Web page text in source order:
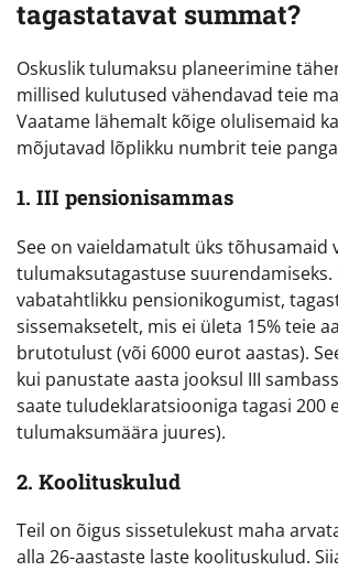
tagastatavat summat?
Oskuslik tulumaksu planeerimine
millised kulutused vähendavad teie
Vaatame lähemalt kõige olulisemaid
mõjutavad lõplikku numbrit teie
1. III pensionisammas
See on vaieldamatult üks tõhusamaid
tulumaksutagastuse suurendamiseks.
vabatahtlikku pensionikogumist,
sissemaksetelt, mis ei ületa 15% teie
brutotulust (või 6000 eurot aastas).
kui panustate aasta jooksul III
saate tuludeklaratsiooniga tagasi 200
tulumaksumäära juures).
2. Koolituskulud
Teil on õigus sissetulekust maha
alla 26-aastaste laste koolituskulud.